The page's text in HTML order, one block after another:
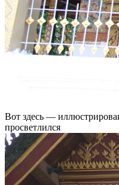
Вот здесь —
просветлился